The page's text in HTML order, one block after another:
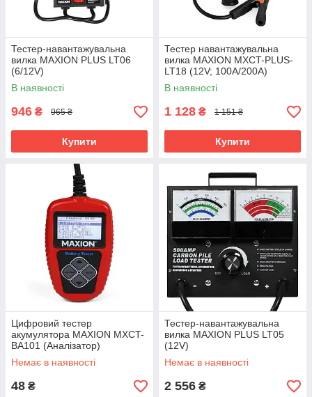
Тестер-навантажувальна
вилка MAXION PLUS LT06
(6/12V)
В наявності
946 ₴ 965 ₴
Купити
Тестер навантажувальна
вилка MAXION MXCT-PLUS-
LT18 (12V; 100A/200A)
В наявності
1 128 ₴ 1 151 ₴
Купити
Цифровий тестер
акумулятора MAXION MXCT-
BA101 (Аналізатор)
12V/220Ah/2000А
Немає в наявності
48 ₴
Тестер-навантажувальна
вилка MAXION PLUS LT05
(12V)
Немає в наявності
2 556 ₴